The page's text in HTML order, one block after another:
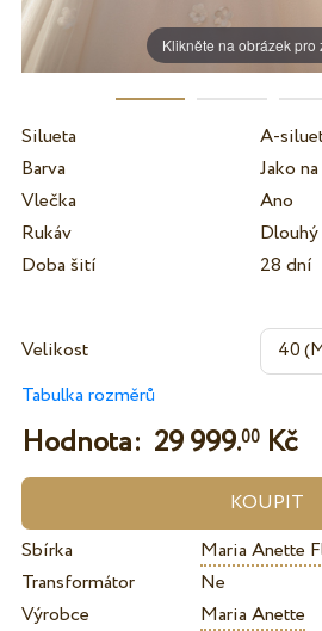
Klikněte na obrázek pro
Silueta
A-
Barva
Jako
Vlečka
Ano
Rukáv
Dlouhý
Doba šití
28 dní
Velikost
Tabulka rozměrů
Hodnota: 29 999.00Kč
Sbírka
Maria Anette
Transformátor
Ne
Výrobce
Maria Anette